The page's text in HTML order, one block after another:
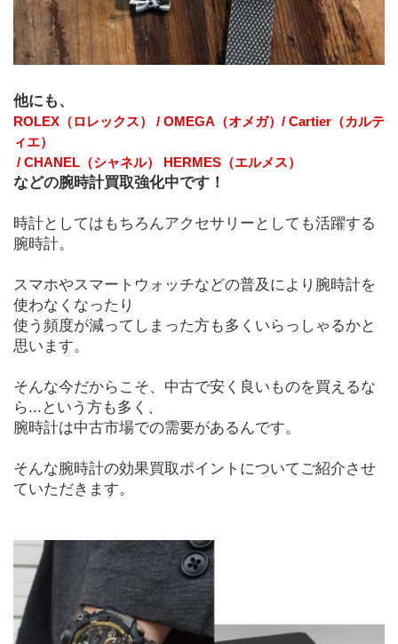
他にも、
ROLEX（ロレックス） / OMEGA（オメガ）/ Cartier（カルテ
ィエ）
/ CHANEL（シャネル） HERMES（エルメス）
などの腕時計買取強化中です！
時計としてはもちろんアクセサリーとしても活躍する
腕時計。
スマホやスマートウォッチなどの普及により腕時計を
使わなくなったり
使う頻度が減ってしまった方も多くいらっしゃるかと
思います。
そんな今だからこそ、中古で安く良いものを買えるな
ら...という方も多く、
腕時計は中古市場での需要があるんです。
そんな腕時計の効果買取ポイントについてご紹介させ
ていただきます。